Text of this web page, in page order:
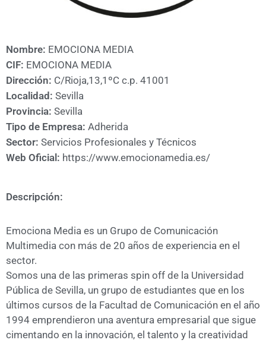
Nombre: EMOCIONA MEDIA
CIF: EMOCIONA MEDIA
Dirección: C/Rioja,13,1ºC c.p. 41001
Localidad: Sevilla
Provincia: Sevilla
Tipo de Empresa: Adherida
Sector: Servicios Profesionales y Técnicos
Web Oficial: https://www.emocionamedia.es/
Descripción:
Emociona Media es un Grupo de Comunicación
Multimedia con más de 20 años de experiencia en el
sector.
Somos una de las primeras spin off de la Universidad
Pública de Sevilla, un grupo de estudiantes que en los
últimos cursos de la Facultad de Comunicación en el año
1994 emprendieron una aventura empresarial que sigue
cimentando en la innovación, el talento y la creatividad